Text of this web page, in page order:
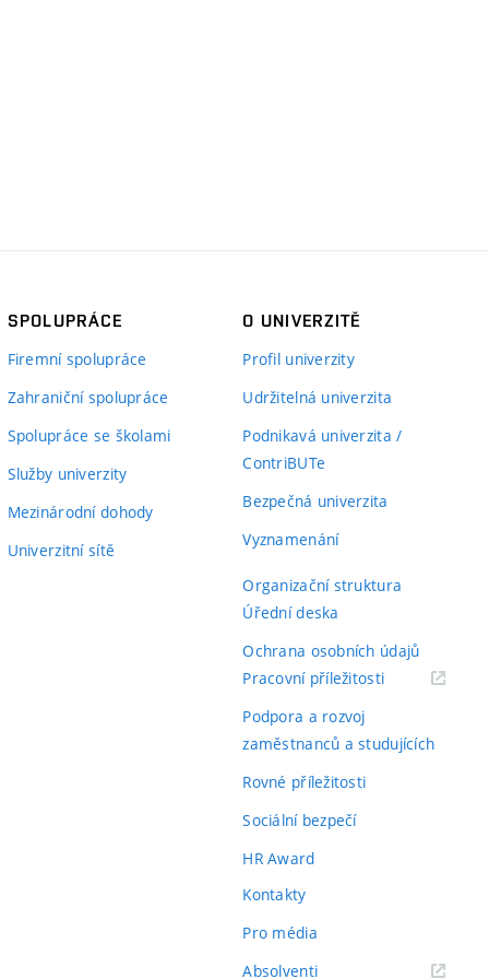
SPOLUPRÁCE
Firemní spolupráce
Zahraniční spolupráce
Spolupráce se školami
Služby univerzity
Mezinárodní dohody
Univerzitní sítě
O UNIVERZITĚ
Profil univerzity
Udržitelná univerzita
Podnikavá univerzita /
ContriBUTe
Bezpečná univerzita
Vyznamenání
Organizační struktura
Úřední deska
Ochrana osobních údajů
Pracovní příležitosti(externí
Podpora a rozvoj
zaměstnanců a studujících
Rovné příležitosti
Sociální bezpečí
HR Award
Kontakty
Pro média
Absolventi(externí